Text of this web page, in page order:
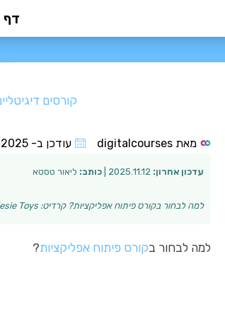
דף
קורסים
מאת עודכן ב-
עדכון אחרון: כותב: ליאור טסטא
למה לבחור בקורס פיתוח אפליקציות? קרדיט: Polesie Toys פיתוח אפליקציות הוא תחום מתפתח ומהיר, שמציע הזדמנויות קריירה רבות ושכר מתגמל. בעולם שבו הסמארטפונ…
למה לבחור בקורס פיתוח אפליקציות?